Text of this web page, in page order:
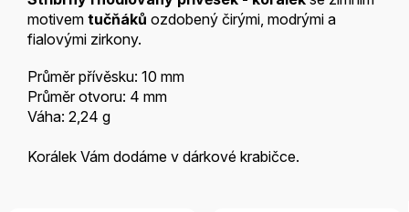
motivem tučňáků ozdobený čirými, modrými a
fialovými zirkony.
Průměr přívěsku: 10 mm
Průměr otvoru: 4 mm
Váha: 2,24 g
Korálek Vám dodáme v dárkové krabičce.